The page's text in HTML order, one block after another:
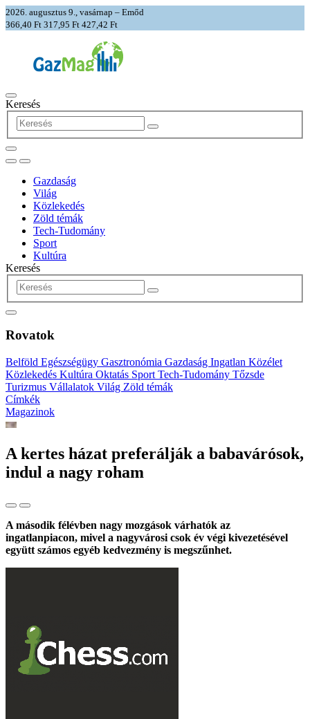
2026. augusztus 9., vasárnap – Emőd
366,40 Ft 317,95 Ft 427,42 Ft
Keresés
Gazdaság
Világ
Közlekedés
Zöld témák
Tech-Tudomány
Sport
Kultúra
Keresés
Rovatok
Belföld Egészségügy Gasztronómia Gazdaság Ingatlan Közélet
Közlekedés Kultúra Oktatás Sport Tech-Tudomány Tőzsde
Turizmus Vállalatok Világ Zöld témák
Címkék
Magazinok
A kertes házat preferálják a babavárósok,
indul a nagy roham
A második félévben nagy mozgások várhatók az
ingatlanpiacon, mivel a nagyvárosi csok év végi kivezetésével
együtt számos egyéb kedvezmény is megszűnhet.